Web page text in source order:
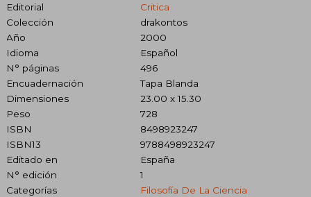
Editorial
Critica
Colección
drakontos
Año
2000
Idioma
Español
N° páginas
496
Encuadernación
Tapa Blanda
Dimensiones
23.00 x 15.30
Peso
728
ISBN
8498923247
ISBN13
9788498923247
Editado en
España
N° edición
1
Categorías
Filosofía De La Ciencia